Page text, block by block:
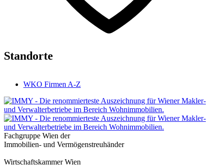
Standorte
WKO Firmen A-Z
Fachgruppe Wien der
Immobilien- und Vermögenstreuhänder
Wirtschaftskammer Wien